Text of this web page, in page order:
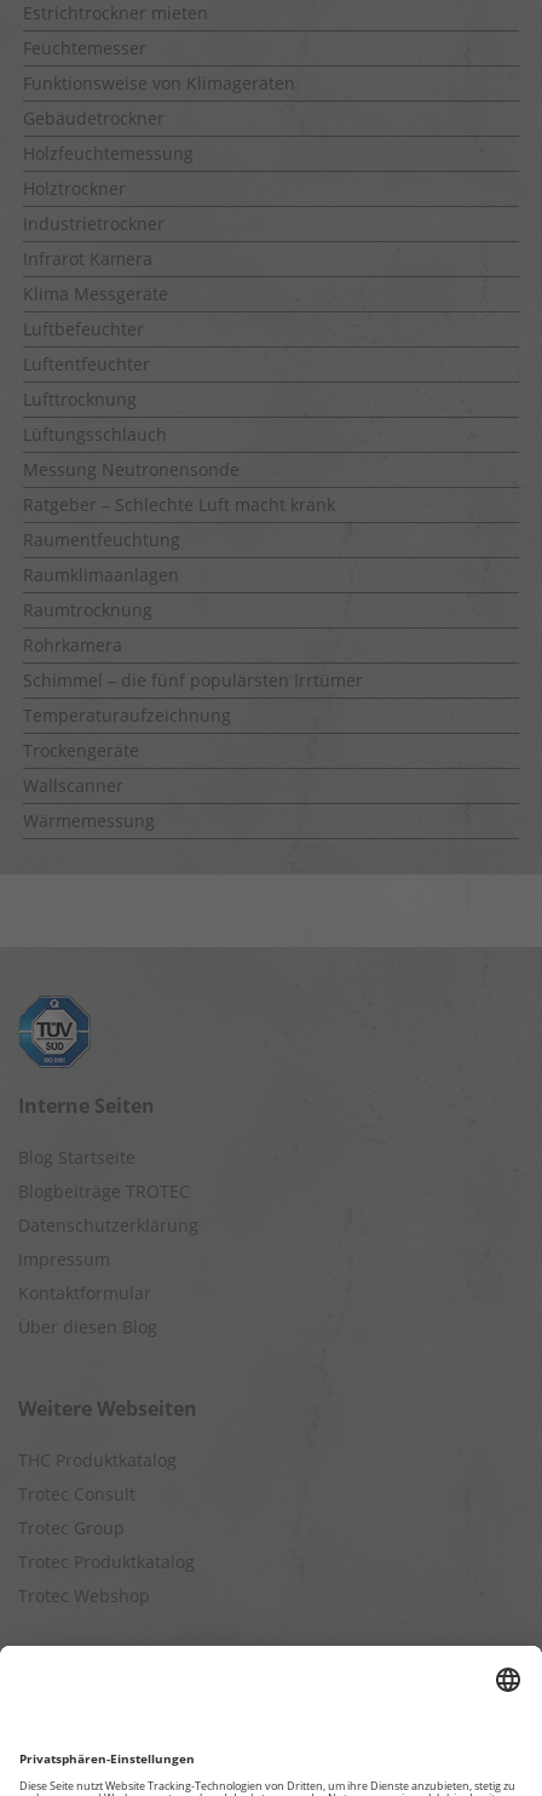
Estrichtrockner mieten
Feuchtemesser
Funktionsweise von Klimageräten
Gebäudetrockner
Holzfeuchtemessung
Holztrockner
Industrietrockner
Infrarot Kamera
Klima Messgeräte
Luftbefeuchter
Luftentfeuchter
Lufttrocknung
Lüftungsschlauch
Messung Neutronensonde
Ratgeber – Schlechte Luft macht krank
Raumentfeuchtung
Raumklimaanlagen
Raumtrocknung
Rohrkamera
Schimmel – die fünf populärsten Irrtümer
Temperaturaufzeichnung
Trockengeräte
Wallscanner
Wärmemessung
Interne Seiten
Blog Startseite
Blogbeiträge TROTEC
Datenschutzerklärung
Impressum
Kontaktformular
Über diesen Blog
Weitere Webseiten
THC Produktkatalog
Trotec Consult
Trotec Group
Trotec Produktkatalog
Trotec Webshop
Entfeuchtungsleistung berechnen